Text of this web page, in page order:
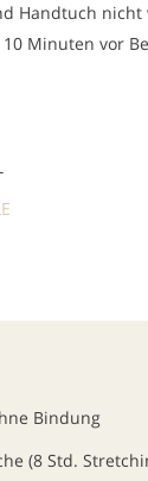
Handtuch nicht
Minuten vor
Bindung
(8 Std.